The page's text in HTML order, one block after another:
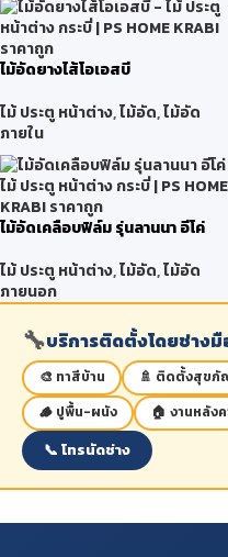
ไม้อัดยางไส้โอเอสบี
ไม้ ประตู หน้าต่าง,ไม้อัด,ไม้อัด
ภายใน
ไม้อัดเคลือบฟิล์ม รุ่นลานนา อีโค่
ไม้ ประตู หน้าต่าง,ไม้อัด,ไม้อัด
ภายนอก
🔧บริการติดตั้งโดยช่าง
🎨 ทาสีบ้าน 🚿 ติดตั้งสุข
🪵 ปูพื้น-ผนัง
🏠 งานหลังค
📞 โทรนัดช่าง